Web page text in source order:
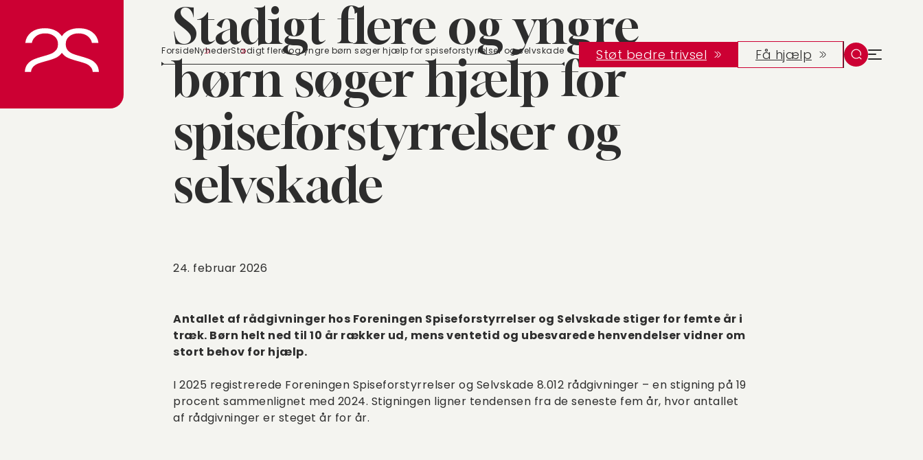
indhold
ForsideNyhederStadigt flere og yngre børn søger hjælp for spiseforstyrrelser og selvskade Støt bedre trivsel Få hjælp
Stadigt flere og yngre
børn søger hjælp for
spiseforstyrrelser og
selvskade
24. februar 2026
Antallet af rådgivninger hos Foreningen Spiseforstyrrelser og Selvskade stiger for femte år i
træk. Børn helt ned til 10 år rækker ud, mens ventetid og ubesvarede henvendelser vidner om
stort behov for hjælp.
I 2025 registrerede Foreningen Spiseforstyrrelser og Selvskade 8.012 rådgivninger – en stigning på 19
procent sammenlignet med 2024. Stigningen ligner tendensen fra de seneste fem år, hvor antallet
af rådgivninger er steget år for år.